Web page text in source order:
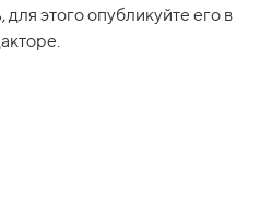
этого опубликуйте его в